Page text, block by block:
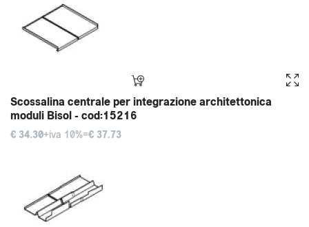
Scossalina centrale per integrazione architettonica
moduli Bisol - cod:15216
€ 34.30+iva 10%=€ 37.73